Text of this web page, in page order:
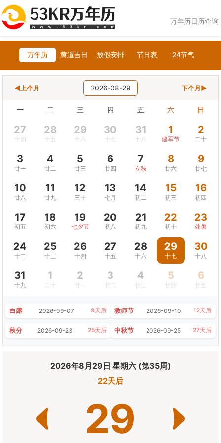
万年历日历查询
万年历 黄道吉日 放假安排 节日表 24节气
◀上个月 2026-08-29 下个月▶
一 二 三 四 五 六 日
27
十四
28
十五
29
十六
30
十七
31
十八
1
建军节
2
二十
3
廿一
4
廿二
5
廿三
6
廿四
7
立秋
8
廿六
9
廿七
10
廿八
11
廿九
12
三十
13
七月
14
初二
15
初三
16
初四
17
初五
18
初六
19
七夕节
20
初八
21
初九
22
初十
23
处暑
24
十二
25
十三
26
十四
27
十五
28
十六
29
十七
30
十八
31
十九
1
二十
2
廿一
3
廿二
4
廿三
5
廿四
6
廿五
白露 2026-09-07 9天后 教师节 2026-09-10 12天后
秋分 2026-09-23 25天后 中秋节 2026-09-25 27天后
2026年8月29日 星期六 (第35周)
22天后
29